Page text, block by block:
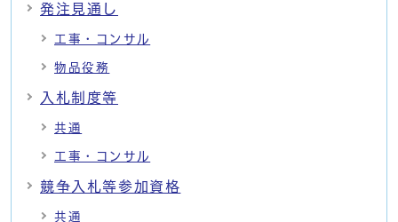
発注見通し
工事・コンサル
物品役務
入札制度等
共通
工事・コンサル
競争入札等参加資格
共通